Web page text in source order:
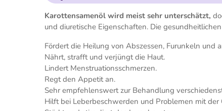
Karottensamenöl wird meist sehr unterschätzt,
und diuretische Eigenschaften. Die
Fördert die Heilung von Abszessen, Furunkeln und
Nährt, strafft und verjüngt die Haut.
Lindert Menstruationsschmerzen.
Regt den Appetit an.
Sehr empfehlenswert zur Behandlung
Hilft bei Leberbeschwerden und Problemen mit der